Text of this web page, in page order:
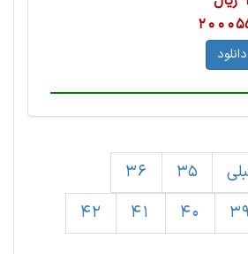
35
36
39
40
41
42